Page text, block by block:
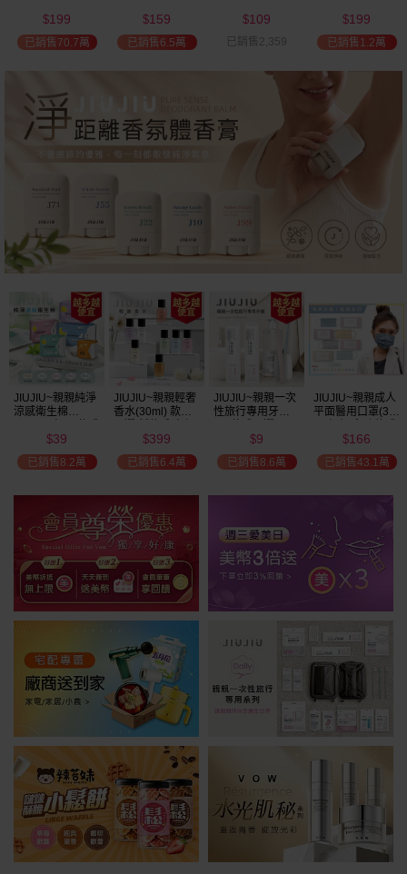
59
選 全新包裝
$199
已銷售70.7萬
$159
已銷售6.5萬
(600ml)
$109
已銷售2,359
$199
已銷售1.2萬
JIUJIU~親親純淨
涼感衛生棉
$39
已銷售8.2萬
JIUJIU~親親輕奢
香水(30ml) 款式
市/平替香水/大牌
香水/大牌平替
$399
已銷售6.4萬
JIUJIU~親親一次
性旅行專用牙刷(1
$9
已銷售8.6萬
JIUJIU~親親成人
平面醫用口罩(30
可選 MD雙鋼印
$166
已銷售43.1萬